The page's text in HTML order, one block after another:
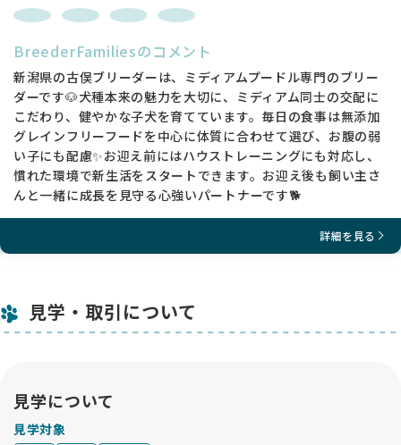
BreederFamiliesのコメント
新潟県の古俣ブリーダーは、ミディアムプードル専門のブリー
ダーです🐶犬種本来の魅力を大切に、ミディアム同士の交配に
こだわり、健やかな子犬を育てています。毎日の食事は無添加
グレインフリーフードを中心に体質に合わせて選び、お腹の弱
い子にも配慮✨お迎え前にはハウストレーニングにも対応し、
慣れた環境で新生活をスタートできます。お迎え後も飼い主さ
んと一緒に成長を見守る心強いパートナーです🐕
詳細を見る
見学・取引について
見学について
見学対象